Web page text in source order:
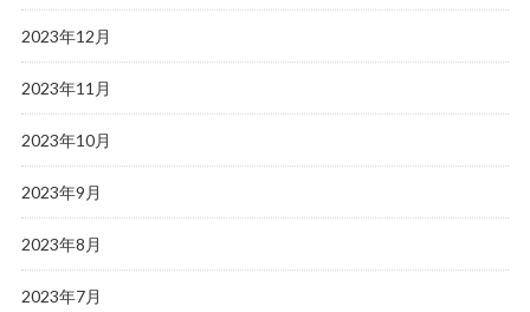
2023年12月
2023年11月
2023年10月
2023年9月
2023年8月
2023年7月